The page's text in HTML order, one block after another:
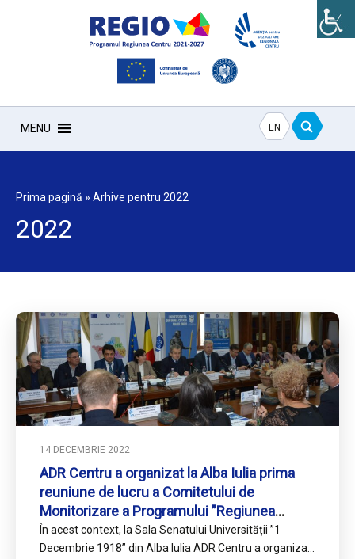
MENU EN
Prima pagină » Arhive pentru 2022
2022
14 DECEMBRIE 2022
ADR Centru a organizat la Alba Iulia prima
reuniune de lucru a Comitetului de
Monitorizare a Programului ”Regiunea
Centru” 2021-2027
În acest context, la Sala Senatului Universității ”1
Decembrie 1918” din Alba Iulia ADR Centru a organizat,